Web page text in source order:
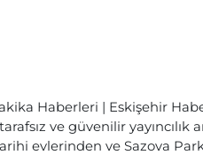
Haberleri | Eskişehir
ve güvenilir
tarihi evlerinden ve Sazova